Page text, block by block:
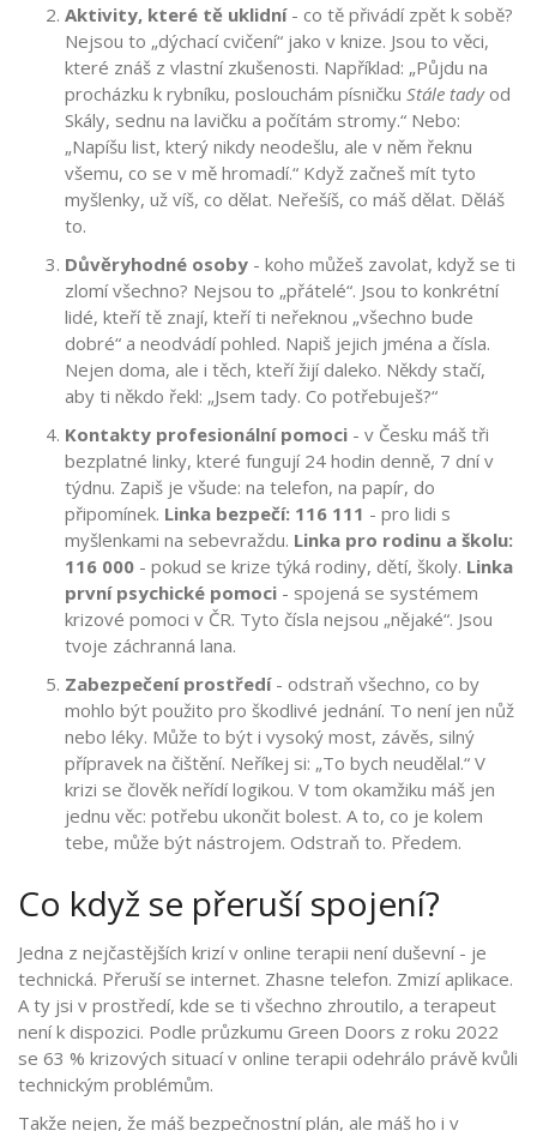
Aktivity, které tě uklidní- co tě přivádí zpět k sobě?
Nejsou to „dýchací cvičení“ jako v knize. Jsou to věci,
které znáš z vlastní zkušenosti. Například: „Půjdu na
procházku k rybníku, poslouchám písničku Stále tadyod
Skály, sednu na lavičku a počítám stromy.“ Nebo:
„Napíšu list, který nikdy neodešlu, ale v něm řeknu
všemu, co se v mě hromadí.“ Když začneš mít tyto
myšlenky, už víš, co dělat. Neřešíš, co máš dělat. Děláš
to.
Důvěryhodné osoby - koho můžeš zavolat, když se ti
zlomí všechno? Nejsou to „přátelé“. Jsou to konkrétní
lidé, kteří tě znají, kteří ti neřeknou „všechno bude
dobré“ a neodvádí pohled. Napiš jejich jména a čísla.
Nejen doma, ale i těch, kteří žijí daleko. Někdy stačí,
aby ti někdo řekl: „Jsem tady. Co potřebuješ?“
Kontakty profesionální pomoci - v Česku máš tři
bezplatné linky, které fungují 24 hodin denně, 7 dní v
týdnu. Zapiš je všude: na telefon, na papír, do
připomínek. Linka bezpečí: 116 111 - pro lidi s
myšlenkami na sebevraždu. Linka pro rodinu a školu:
116 000 - pokud se krize týká rodiny, dětí, školy. Linka
první psychické pomoci - spojená se systémem
krizové pomoci v ČR. Tyto čísla nejsou „nějaké“. Jsou
tvoje záchranná lana.
Zabezpečení prostředí- odstraň všechno, co by
mohlo být použito pro škodlivé jednání. To není jen nůž
nebo léky. Může to být i vysoký most, závěs, silný
přípravek na čištění. Neříkej si: „To bych neudělal.“ V
krizi se člověk neřídí logikou. V tom okamžiku máš jen
jednu věc: potřebu ukončit bolest. A to, co je kolem
tebe, může být nástrojem. Odstraň to. Předem.
Co když se přeruší spojení?
Jedna z nejčastějších krizí v online terapii není duševní - je
technická. Přeruší se internet. Zhasne telefon. Zmizí aplikace.
A ty jsi v prostředí, kde se ti všechno zhroutilo, a terapeut
není k dispozici. Podle průzkumu Green Doors z roku 2022
se 63 % krizových situací v online terapii odehrálo právě kvůli
technickým problémům.
Takže nejen, že máš bezpečnostní plán, ale máš ho i v